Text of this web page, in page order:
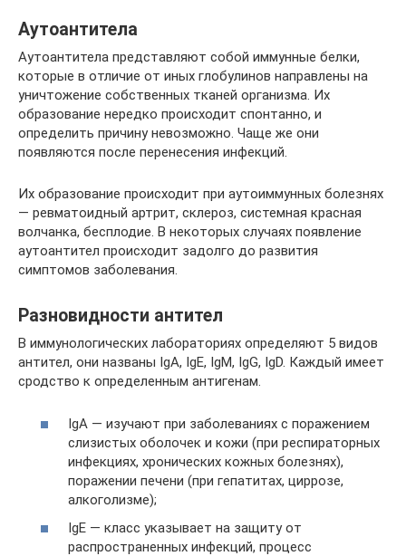
Аутоантитела
Аутоантитела представляют собой иммунные белки,
которые в отличие от иных глобулинов направлены на
уничтожение собственных тканей организма. Их
образование нередко происходит спонтанно, и
определить причину невозможно. Чаще же они
появляются после перенесения инфекций.
Их образование происходит при аутоиммунных болезнях
— ревматоидный артрит, склероз, системная красная
волчанка, бесплодие. В некоторых случаях появление
аутоантител происходит задолго до развития
симптомов заболевания.
Разновидности антител
В иммунологических лабораториях определяют 5 видов
антител, они названы IgA, IgE, IgM, IgG, IgD. Каждый имеет
сродство к определенным антигенам.
IgA — изучают при заболеваниях с поражением
слизистых оболочек и кожи (при респираторных
инфекциях, хронических кожных болезнях),
поражении печени (при гепатитах, циррозе,
алкоголизме);
IgE — класс указывает на защиту от
распространенных инфекций, процесс